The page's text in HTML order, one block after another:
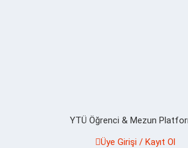
YTÜ Öğrenci & Mezun
Üye Girişi / Kayıt Ol